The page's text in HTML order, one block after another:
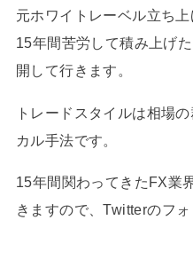
元ホワイトレーベル立ち
15年間苦労して積み上げ
開して行きます。
トレードスタイルは相場
カル手法です。
15年間関わってきたFX業
きますので、Twitterのフ